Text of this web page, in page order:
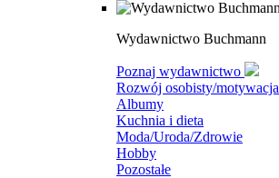
Wydawnictwo Buchmann
Poznaj wydawnictwo
Rozwój osobisty/motywacja
Albumy
Kuchnia i dieta
Moda/Uroda/Zdrowie
Hobby
Pozostałe